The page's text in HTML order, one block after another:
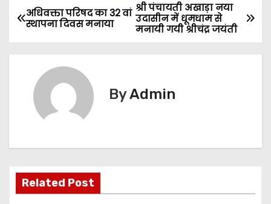
P
i
श्री पंचायती अखाड़ा नया
उदासीन में धूमधाम से
मनायी गयी श्रीचंद्र जयंती
अधिवक्ता परिषद का 32 वां
स्थापना दिवस मनाया
ByAdmin
Related Post